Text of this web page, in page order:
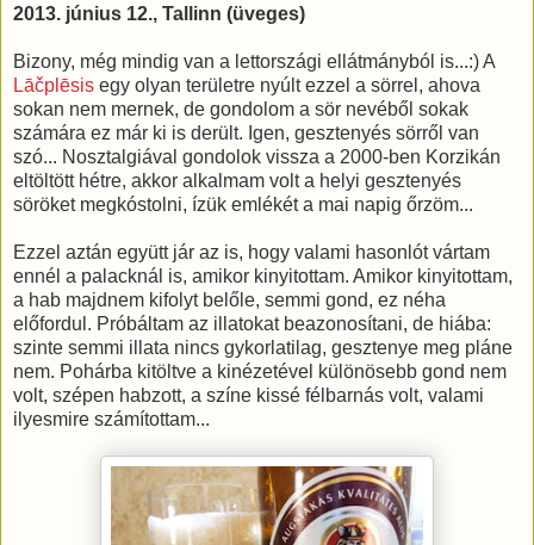
2013. június 12., Tallinn (üveges)
Bizony, még mindig van a lettországi ellátmányból is...:) A
Lāčplēsis egy olyan területre nyúlt ezzel a sörrel, ahova
sokan nem mernek, de gondolom a sör nevéből sokak
számára ez már ki is derült. Igen, gesztenyés sörről van
szó... Nosztalgiával gondolok vissza a 2000-ben Korzikán
eltöltött hétre, akkor alkalmam volt a helyi gesztenyés
söröket megkóstolni, ízük emlékét a mai napig őrzöm...
Ezzel aztán együtt jár az is, hogy valami hasonlót vártam
ennél a palacknál is, amikor kinyitottam. Amikor kinyitottam,
a hab majdnem kifolyt belőle, semmi gond, ez néha
előfordul. Próbáltam az illatokat beazonosítani, de hiába:
szinte semmi illata nincs gykorlatilag, gesztenye meg pláne
nem. Pohárba kitöltve a kinézetével különösebb gond nem
volt, szépen habzott, a színe kissé félbarnás volt, valami
ilyesmire számítottam...